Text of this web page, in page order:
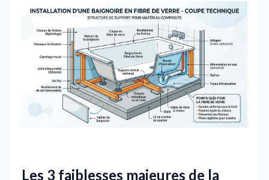
Les 3 faiblesses majeures de la